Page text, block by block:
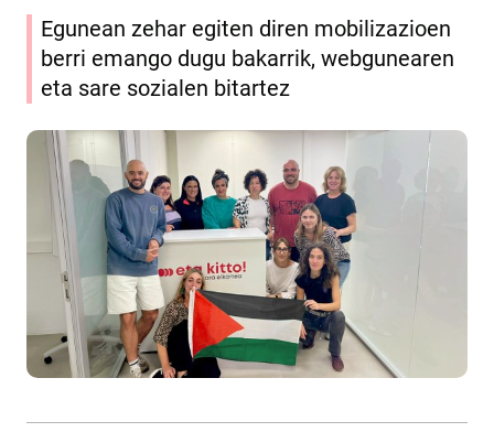
Egunean zehar egiten diren mobilizazioen
berri emango dugu bakarrik, webgunearen
eta sare sozialen bitartez